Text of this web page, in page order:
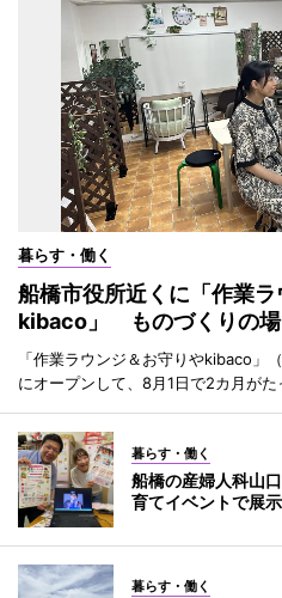
暮らす・働く
船橋市役所近くに「作業
kibaco」 ものづくりの
「作業ラウンジ＆お守りやkibaco」
にオープンして、8月1日で2カ月がた
暮らす・働く
船橋の産婦人科山
育てイベントで展示
暮らす・働く